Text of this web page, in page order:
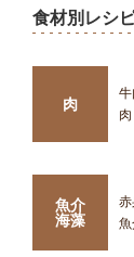
食材別レシ
肉
牛
魚介
海藻